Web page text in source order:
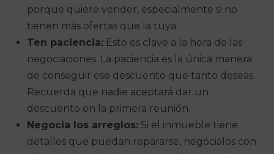
porque quiere vender, especialmente si no
tienen más ofertas que la tuya.
Ten paciencia: Esto es clave a la hora de las
negociaciones. La paciencia es la única manera
de conseguir ese descuento que tanto deseas.
Recuerda que nadie aceptará dar un
descuento en la primera reunión.
Negocia los arreglos: Si el inmueble tiene
detalles que puedan repararse, negócialos con